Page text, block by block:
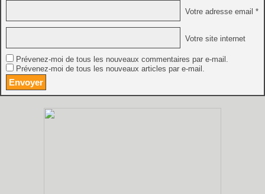
Votre adresse email *
Votre site internet
Prévenez-moi de tous les nouveaux commentaires par e-mail.
Prévenez-moi de tous les nouveaux articles par e-mail.